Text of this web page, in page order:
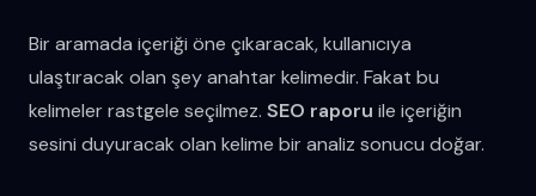
Bir aramada içeriği öne çıkaracak, kullanıcıya
ulaştıracak olan şey anahtar kelimedir. Fakat bu
kelimeler rastgele seçilmez. SEO raporu ile içeriğin
sesini duyuracak olan kelime bir analiz sonucu doğar.